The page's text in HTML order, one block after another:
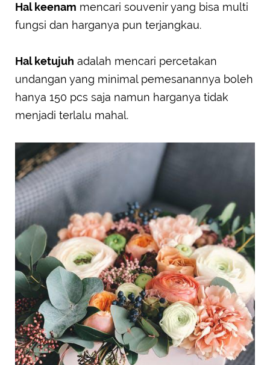
Hal keenam mencari souvenir yang bisa multi
fungsi dan harganya pun terjangkau.
Hal ketujuh adalah mencari percetakan
undangan yang minimal pemesanannya boleh
hanya 150 pcs saja namun harganya tidak
menjadi terlalu mahal.